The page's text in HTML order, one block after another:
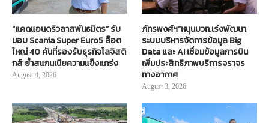
“แคดแอนดริวลาสพันธมิตร” รับ
มอบ Scania Super Euro5 ล็อต
ใหญ่ 40 คันที่รองรับธุรกิจโลจิสติ
กส์ ย้ำสแกนเนียความแข็งแกร่ง
August 4, 2026
ภัทรพงศ์ฯ”หนุนบวท.เร่งพัฒนา
ระบบบริหารจัดการข้อมูล Big
Data และ AI เชื่อมข้อมูลการบิน
เพิ่มประสิทธิภาพบริการจราจร
ทางอากาศ
August 3, 2026